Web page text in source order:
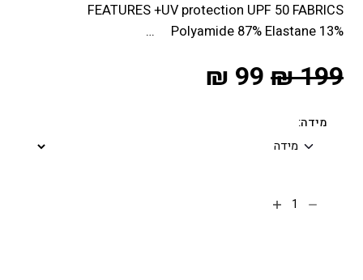
FEATURES +UV protection UPF 50 FABRICS
Polyamide 87% Elastane 13% …
מידה:
₪199
₪ 99